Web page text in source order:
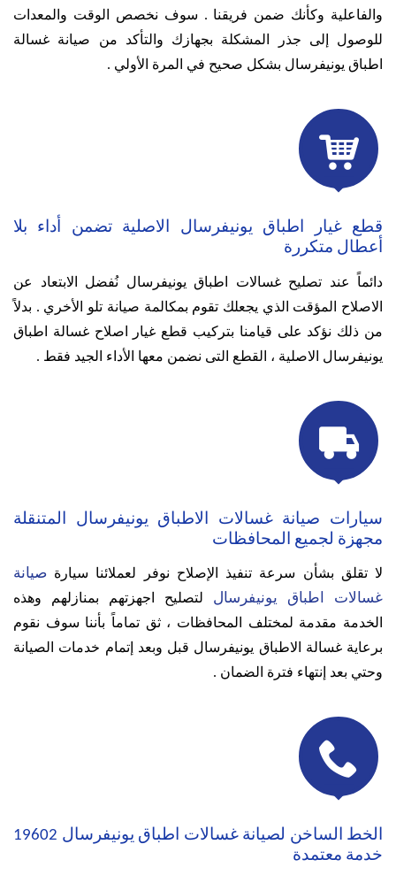
والفاعلية وكأنك ضمن فريقنا . سوف نخصص الوقت والمعدات
للوصول إلى جذر المشكلة بجهازك والتأكد من صيانة غسالة
اطباق يونيفرسال بشكل صحيح في المرة الأولي .

قطع غيار اطباق يونيفرسال الاصلية تضمن أداء بلا
أعطال متكررة
دائماً عند تصليح غسالات اطباق يونيفرسال نُفضل الابتعاد عن
الاصلاح المؤقت الذي يجعلك تقوم بمكالمة صيانة تلو الأخري . بدلاً
من ذلك نؤكد على قيامنا بتركيب قطع غيار اصلاح غسالة اطباق
يونيفرسال الاصلية ، القطع التى نضمن معها الأداء الجيد فقط .

سيارات صيانة غسالات الاطباق يونيفرسال المتنقلة
مجهزة لجميع المحافظات
لا تقلق بشأن سرعة تنفيذ الإصلاح نوفر لعملائنا سيارة صيانة
غسالات اطباق يونيفرسال لتصليح اجهزتهم بمنازلهم وهذه
الخدمة مقدمة لمختلف المحافظات ،ثق تماماً بأننا سوف نقوم
برعاية غسالة الاطباق يونيفرسال قبل وبعد إتمام خدمات الصيانة
وحتي بعد إنتهاء فترة الضمان .

الخط الساخن لصيانة غسالات اطباق يونيفرسال 19602
خدمة معتمدة